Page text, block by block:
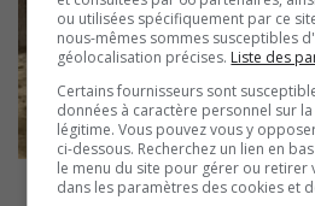
ou utilisées spécifiquement par ce
nous-mêmes sommes susceptibles
géolocalisation précises. Liste des
Certains fournisseurs sont
données à caractère personnel sur
légitime. Vous pouvez vous y
ci-dessous. Recherchez un lien en
le menu du site pour gérer ou retirer
dans les paramètres des cookies et